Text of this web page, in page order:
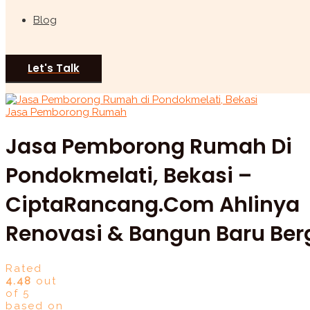
Blog
Let's Talk
Jasa Pemborong Rumah
Jasa Pemborong Rumah Di
Pondokmelati, Bekasi –
CiptaRancang.com Ahlinya
Renovasi & Bangun Baru
Rated
4.48 out
of 5
based on